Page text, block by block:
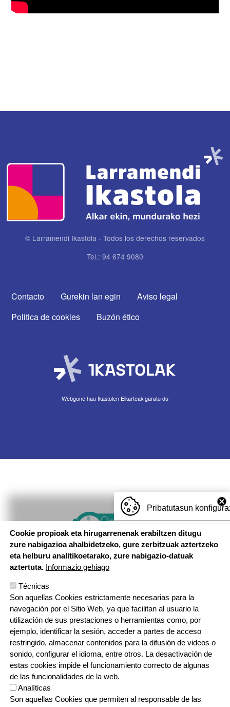
© Larramendi Ikastola - Todos los derechos reservados
Tel.: 94 674 9080
CONTACTA CON NOSOTROS
Contacto Gurekin lan egin
Aviso legal
Politica de cookies
Buzón ético
Webgune hau Ikastolen Elkarteak garatu du
Imagen
Pribatutasun
Cookie propioak eta hirugarrenenak erabiltzen ditugu
zure nabigazioa ahalbidetzeko, gure zerbitzuak aztertzeko
eta helburu analitikoetarako, zure nabigazio-datuak
aztertuta. Informazio gehiago
Técnicas
Son aquellas Cookies estrictamente necesarias para la
navegación por el Sitio Web, ya que facilitan al usuario la
utilización de sus prestaciones o herramientas como, por
ejemplo, identificar la sesión, acceder a partes de acceso
restringido, almacenar contenidos para la difusión de videos o
sonido, configurar el idioma, entre otros. La desactivación de
estas cookies impide el funcionamiento correcto de algunas
de las funcionalidades de la web.
Analíticas
Son aquellas Cookies que permiten al responsable de las